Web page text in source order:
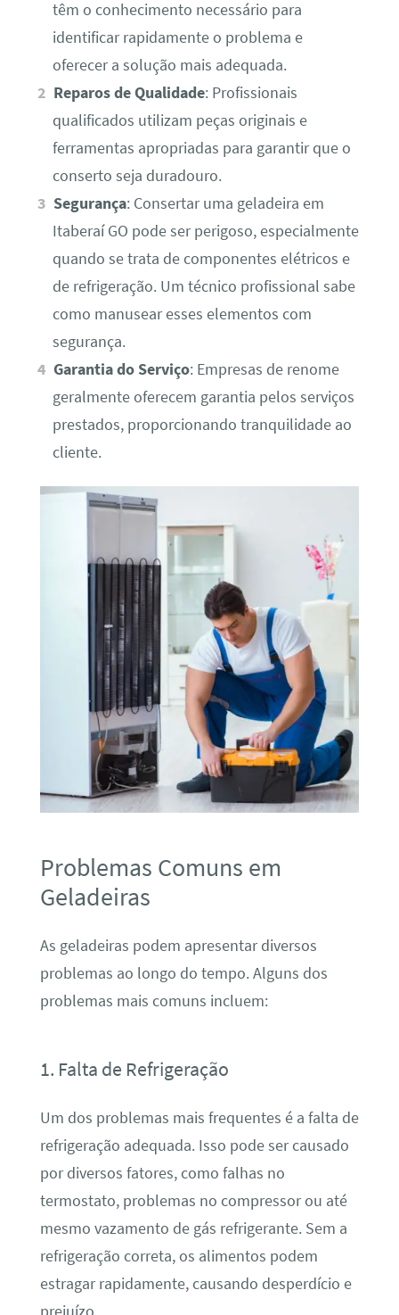
têm o conhecimento necessário para
identificar rapidamente o problema e
oferecer a solução mais adequada.
Reparos de Qualidade: Profissionais
qualificados utilizam peças originais e
ferramentas apropriadas para garantir que o
conserto seja duradouro.
Segurança: Consertar uma geladeira em
Itaberaí GO pode ser perigoso, especialmente
quando se trata de componentes elétricos e
de refrigeração. Um técnico profissional sabe
como manusear esses elementos com
segurança.
Garantia do Serviço: Empresas de renome
geralmente oferecem garantia pelos serviços
prestados, proporcionando tranquilidade ao
cliente.
Problemas Comuns em
Geladeiras
As geladeiras podem apresentar diversos
problemas ao longo do tempo. Alguns dos
problemas mais comuns incluem:
1. Falta de Refrigeração
Um dos problemas mais frequentes é a falta de
refrigeração adequada. Isso pode ser causado
por diversos fatores, como falhas no
termostato, problemas no compressor ou até
mesmo vazamento de gás refrigerante. Sem a
refrigeração correta, os alimentos podem
estragar rapidamente, causando desperdício e